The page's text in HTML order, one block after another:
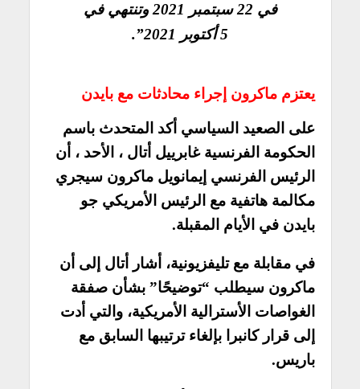
في 22 سبتمبر 2021 وتنتهي في
5 أكتوبر 2021”.
يعتزم ماكرون إجراء محادثات مع بايدن
على الصعيد السياسي أكد المتحدث باسم
الحكومة الفرنسية غابرييل أتال ، الأحد ، أن
الرئيس الفرنسي إيمانويل ماكرون سيجري
مكالمة هاتفية مع الرئيس الأمريكي جو
بايدن في الأيام المقبلة.
في مقابلة مع تليفزيونية، أشار أتال إلى أن
ماكرون سيطلب “توضيحًا” بشأن صفقة
الغواصات الأسترالية الأمريكية، والتي أدت
إلى قرار كانبرا بإلغاء ترتيبها السابق مع
باريس.